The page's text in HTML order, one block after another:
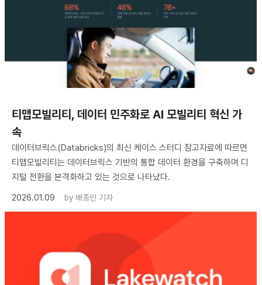
티맵모빌리티, 데이터 민주화로 AI 모빌리티 혁신 가
속
데이터브릭스(Databricks)의 최신 케이스 스터디 참고자료에 따르면
티맵모빌리티는 데이터브릭스 기반의 통합 데이터 환경을 구축하며 디
지털 전환을 본격화하고 있는 것으로 나타났다.
2026.01.09
by 배종인 기자